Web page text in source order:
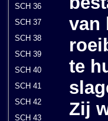
SCH 36
SCH 37
SCH 38
SCH 39
SCH 40
SCH 41
SCH 42
SCH 43
van
te
Zij